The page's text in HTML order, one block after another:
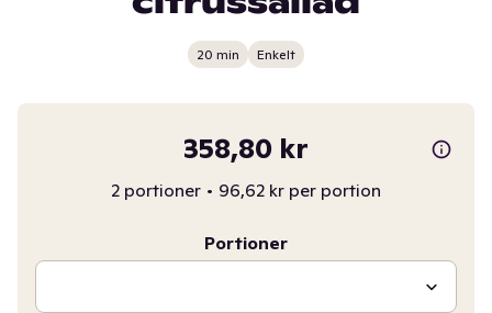
20 min Enkelt
358,80 kr
2 portioner • 96,62 kr per portion
Portioner